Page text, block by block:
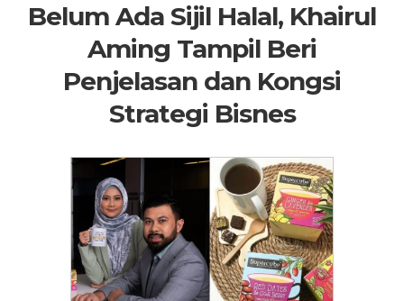
Belum Ada Sijil Halal, Khairul
Aming Tampil Beri
Penjelasan dan Kongsi
Strategi Bisnes